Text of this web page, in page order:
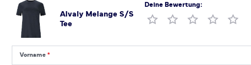
Alvaly Melange S/S
Tee
Deine Bewertung:
Produktbewertung
Vorname
Vorname